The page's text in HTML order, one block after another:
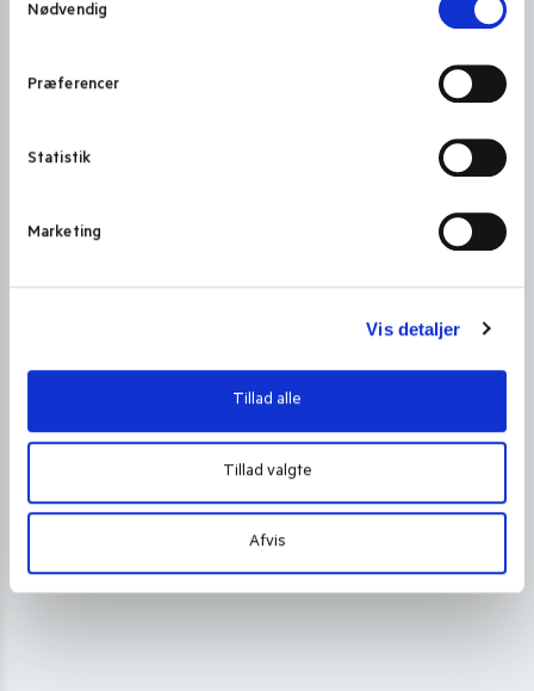
Nødvendig
Præferencer
Statistik
Marketing
Vis detaljer
Tillad alle
Tillad valgte
Afvis